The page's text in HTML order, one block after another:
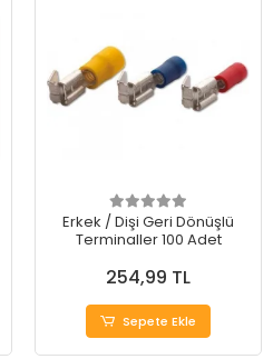
Erkek / Dişi Geri Dönüşlü
Terminaller 100 Adet
254,99 TL
Sepete Ekle